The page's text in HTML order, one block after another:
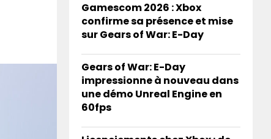
Gamescom 2026 : Xbox
confirme sa présence et mise
sur Gears of War: E-Day
Gears of War: E-Day
impressionne à nouveau dans
une démo Unreal Engine en
60fps